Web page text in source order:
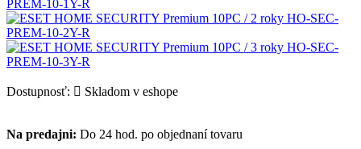
Dostupnosť:  Skladom v eshope
Na predajni: Do 24 hod. po objednaní tovaru